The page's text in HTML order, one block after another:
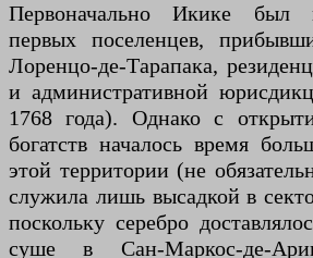
Первоначально Икике был
первых поселенцев,
Лоренцо-де-Тарапака,
и административной
1768 года). Однако с
богатств началось время
этой территории (не
служила лишь высадкой в
поскольку серебро
суше в Сан-Маркос-де-